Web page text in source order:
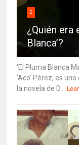
2
¿Quién era
Blanca’?
‘El Pluma Blanca
‘Aco’ Pérez, es
la novela de D...